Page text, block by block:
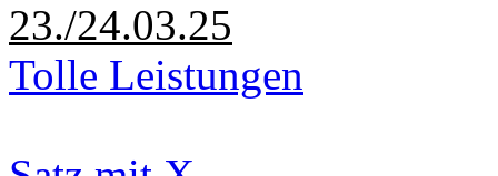
23./24.03.25
Tolle Leistungen